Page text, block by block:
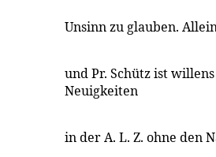
Unsinn zu glauben.
und Pr. Schütz ist
Neuigkeiten
in der A. L. Z. ohne den